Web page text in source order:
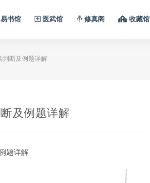
易书馆 医武馆 修真阁 收藏馆
判断及例题详解
及例题详解
题详解